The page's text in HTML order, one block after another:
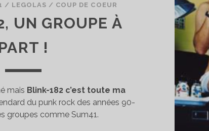
/ LEGOLAS / COUP DE COEUR
UN GROUPE À
!
mais Blink-182 c’est toute ma
du punk rock des années 90-
groupes comme Sum41.